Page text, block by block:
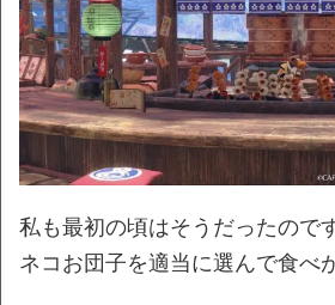
私も最初の頃はそうだったので
ネコお団子を適当に選んで食べ